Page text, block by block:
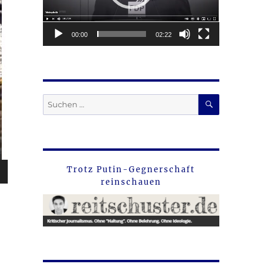
00:00 02:22
Suche
nach:
SUCHEN
Trotz Putin-Gegnerschaft
reinschauen